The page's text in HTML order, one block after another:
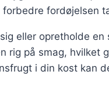
fordøjelsen
eller opretholde
rig på smag, hvilket
i din kost kan